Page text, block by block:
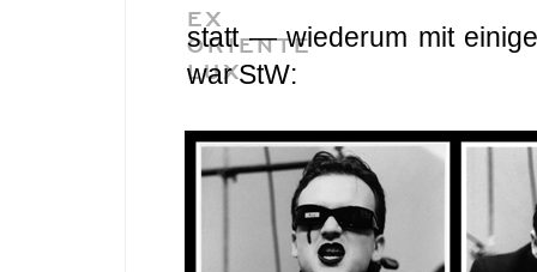
EX
ORIENTE
LUX
statt — wiederum mit
war StW: